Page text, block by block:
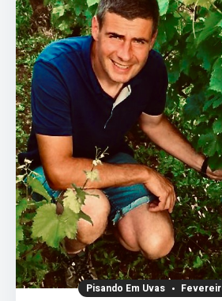
Pisando Em Uvas